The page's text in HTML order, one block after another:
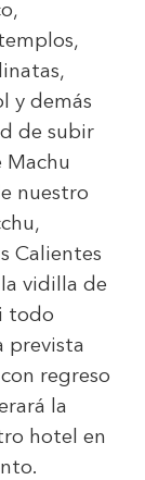
y demás
de subir
Machu
nuestro
Calientes
vidilla de
todo
prevista
regreso
la
hotel en